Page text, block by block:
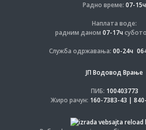
Радно време: 07-15ч
Наплата воде:
радним даном 07-17ч
Служба одржавања: 00-24ч
ЈП Водовод Врање
ПИБ: 100403773
Жиро рачун: 160-7383-43 |